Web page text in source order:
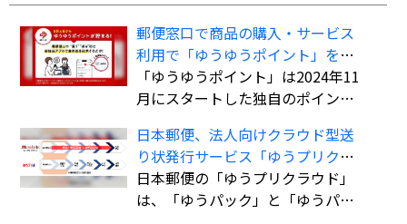
ド不要で最大60回までの分割払い
が可能になる。
郵便窓口で商品の購入・サービス
利用で「ゆうゆうポイント」を付
与、「ゆうちょPayポイント」への
交換も開始
「ゆうゆうポイント」は2024年11
月にスタートした独自のポイント
プリ」の会員証を提示した上で、
対象商品を購入、またはサービス
を利用すると、購入・利用総額に
応じてポイントが貯まる。
日本郵便、法人向けクラウド型送
り状発行サービス「ゆうプリクラ
ウド」
日本郵便の「ゆうプリクラウド」
は、「ゆうパック」と「ゆうパケ